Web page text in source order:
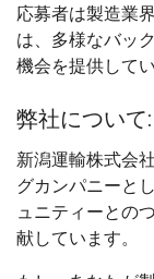
応募者は製造業
は、多様なバッ
機会を提供してい
弊社について:
新潟運輸株式会
グカンパニーと
ュニティーとの
献しています。